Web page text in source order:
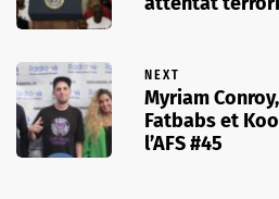
NEXT
Myriam
Fatbabs et
l’AFS #45